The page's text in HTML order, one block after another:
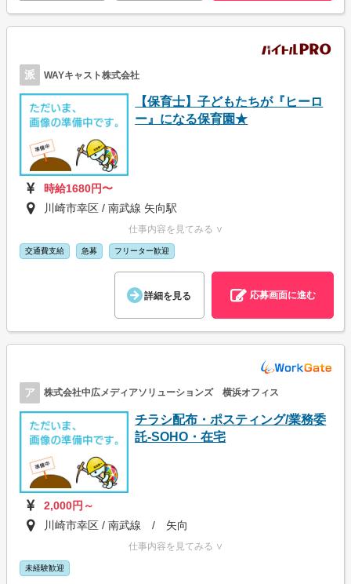
派 WAYキャスト株式会社
【保育士】子どもたちが『ヒーロ
ー』になる保育園★
時給1680円〜
川崎市幸区 / 南武線 矢向駅
仕事内容を見てみる ∨
交通費支給 急募 フリーター歓迎
詳細を見る 応募画面に進む
ア 株式会社中広メディアソリューションズ 横浜オフィス
チラシ配布・ポスティング/業務委
託-SOHO・在宅
2,000円～
川崎市幸区 / 南武線 / 矢向
仕事内容を見てみる ∨
未経験歓迎